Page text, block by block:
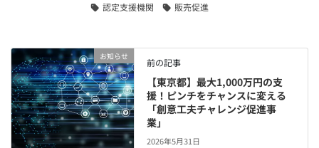
認定支援機関
販売促進
お知らせ
前の記事
【東京都】最大1,000万円の支
援！ピンチをチャンスに変える
「創意工夫チャレンジ促進事
業」
2026年5月31日